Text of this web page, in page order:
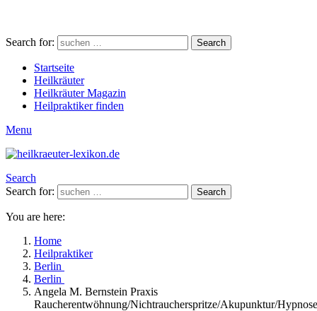
Search for: Search
Startseite
Heilkräuter
Heilkräuter Magazin
Heilpraktiker finden
Menu
Search
Search for:
Search
You are here:
Home
Heilpraktiker
Berlin
Berlin
Angela M. Bernstein Praxis
Raucherentwöhnung/Nichtraucherspritze/Akupunktur/